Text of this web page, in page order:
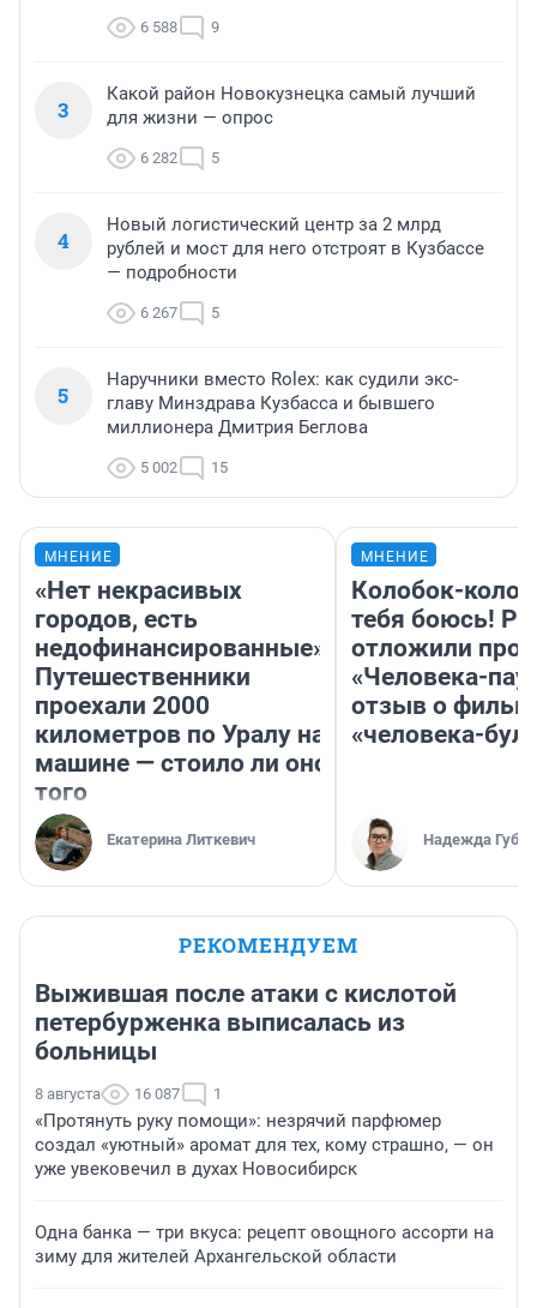
6 588 9
3
Какой район Новокузнецка самый лучший
для жизни — опрос
6 282 5
4
Новый логистический центр за 2 млрд
рублей и мост для него отстроят в Кузбассе
— подробности
6 267 5
5
Наручники вместо Rolex: как судили экс-
главу Минздрава Кузбасса и бывшего
миллионера Дмитрия Беглова
5 002 15
МНЕНИЕ
«Нет некрасивых
городов, есть
недофинансированные».
Путешественники
проехали 2000
километров по Уралу на
машине — стоило ли оно
того
Екатерина Литкевич
МНЕНИЕ
Колобок-
тебя боюсь!
отложили
«Человека-
отзыв о
«человека-
Надежда
РЕКОМЕНДУЕМ
Выжившая после атаки с кислотой
петербурженка выписалась из
больницы
8 августа 16 087 1
«Протянуть руку помощи»: незрячий парфюмер
создал «уютный» аромат для тех, кому страшно, — он
уже увековечил в духах Новосибирск
Одна банка — три вкуса: рецепт овощного ассорти на
зиму для жителей Архангельской области